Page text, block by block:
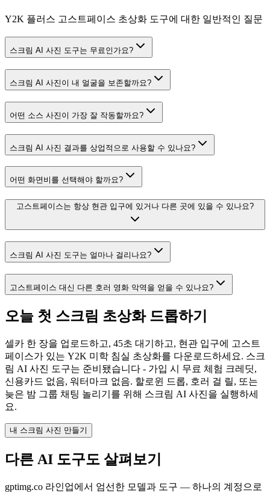
Y2K 플러스 고스트페이스 초상화 도구에 대한 일반적인 질문
스크림 AI 사진 도구는 무료인가요?
스크림 AI 사진이 내 얼굴을 보존할까요?
어떤 소스 사진이 가장 잘 작동할까요?
스크림 AI 사진 결과를 상업적으로 사용할 수 있나요?
어떤 화면비를 선택해야 할까요?
고스트페이스는 항상 현관 입구에 있거나 다른 곳에 있을 수 있나요?
스크림 AI 사진 도구는 얼마나 걸리나요?
고스트페이스 대신 다른 호러 영화 악역을 얻을 수 있나요?
오늘 첫 스크림 초상화 드롭하기
셀카 한 장을 업로드하고, 45초 대기하고, 현관 입구에 고스트
페이스가 있는 Y2K 미학 침실 초상화를 다운로드하세요. 스크
림 AI 사진 도구는 준비됐습니다 - 가입 시 무료 체험 크레딧,
신용카드 없음, 워터마크 없음. 할로윈 드롭, 호러 걸 릴, 또는
늦은 밤 그룹 채팅 놀리기를 위해 스크림 AI 사진을 실행하세
요.
내 스크림 사진 만들기
다른 AI 도구도 살펴보기
gptimg.co 라인업에서 엄선한 모델과 도구 — 하나의 계정으로